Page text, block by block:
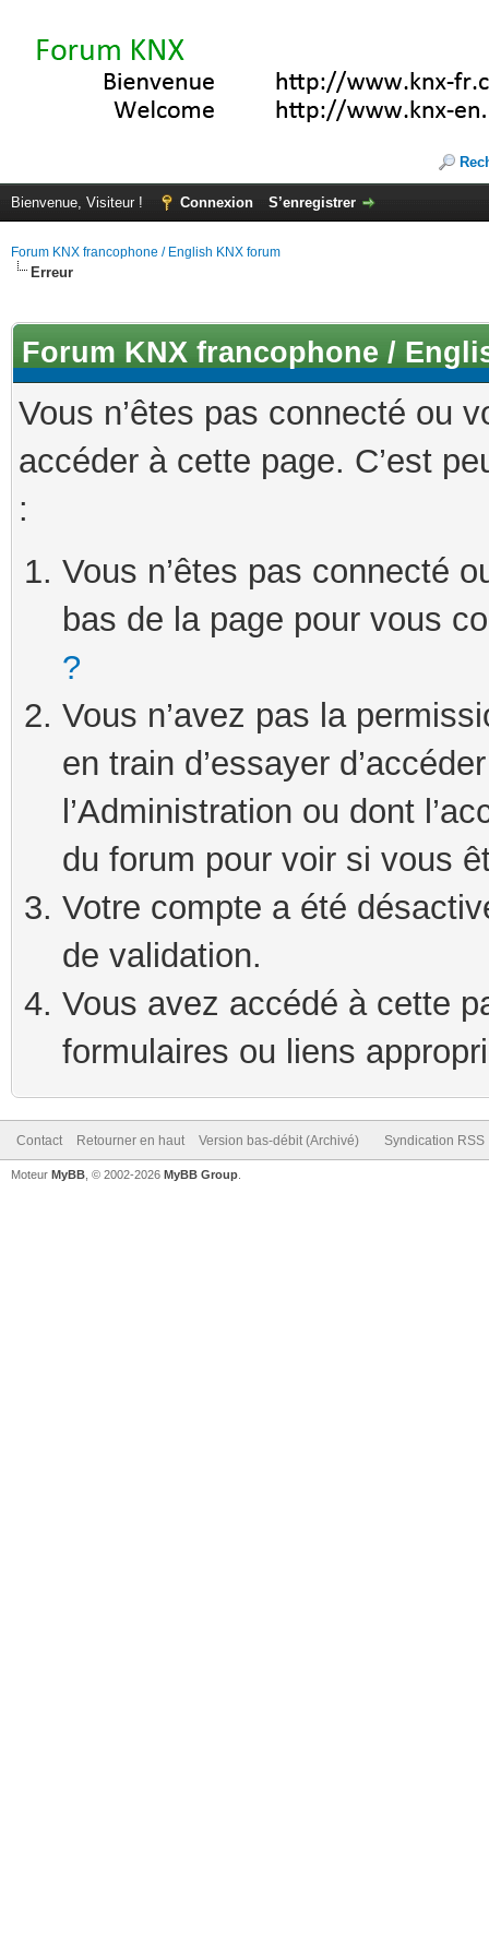
Bienvenue, Visiteur ! Connexion S’enregistrer
Forum KNX francophone / English KNX forum
Erreur
Forum KNX francophone /
Vous n’êtes pas connecté ou
accéder à cette page. C’est
:
Vous n’êtes pas connecté
bas de la page pour vous
?
Vous n’avez pas la
en train d’essayer
l’Administration ou dont
du forum pour voir si vous
Votre compte a été
de validation.
Vous avez accédé à cette
formulaires ou liens
Contact Retourner en haut Version bas-débit (Archivé) Syndication RSS
Moteur MyBB , © 2002-2026 MyBB Group